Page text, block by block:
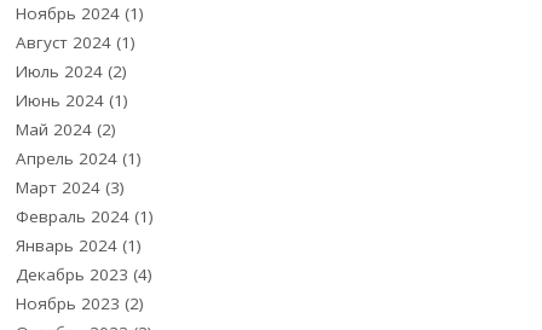
Ноябрь 2024 (1)
Август 2024 (1)
Июль 2024 (2)
Июнь 2024 (1)
Май 2024 (2)
Апрель 2024 (1)
Март 2024 (3)
Февраль 2024 (1)
Январь 2024 (1)
Декабрь 2023 (4)
Ноябрь 2023 (2)